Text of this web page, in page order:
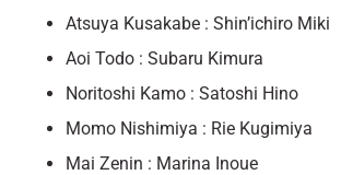
Atsuya Kusakabe : Shin’ichiro Miki
Aoi Todo : Subaru Kimura
Noritoshi Kamo : Satoshi Hino
Momo Nishimiya : Rie Kugimiya
Mai Zenin : Marina Inoue